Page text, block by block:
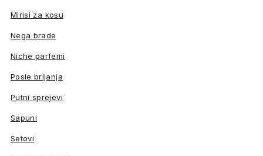
Mirisi za kosu
Nega brade
Niche parfemi
Posle brijanja
Putni sprejevi
Sapuni
Setovi